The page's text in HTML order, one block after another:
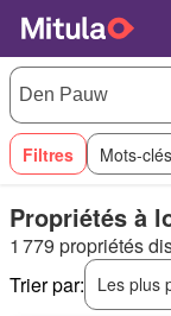
Filtres Mots-clés
Propriétés à
1 779 propriétés
Trier par:
Les plus